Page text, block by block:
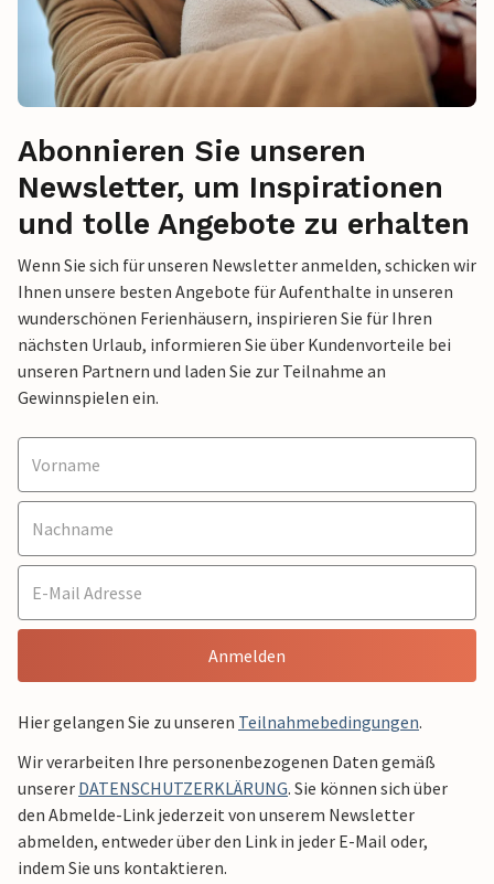
Abonnieren Sie unseren
Newsletter, um Inspirationen
und tolle Angebote zu erhalten
Wenn Sie sich für unseren Newsletter anmelden, schicken wir
Ihnen unsere besten Angebote für Aufenthalte in unseren
wunderschönen Ferienhäusern, inspirieren Sie für Ihren
nächsten Urlaub, informieren Sie über Kundenvorteile bei
unseren Partnern und laden Sie zur Teilnahme an
Gewinnspielen ein.
Anmelden
Hier gelangen Sie zu unseren Teilnahmebedingungen.
Wir verarbeiten Ihre personenbezogenen Daten gemäß
unserer DATENSCHUTZERKLÄRUNG. Sie können sich über
den Abmelde-Link jederzeit von unserem Newsletter
abmelden, entweder über den Link in jeder E-Mail oder,
indem Sie uns kontaktieren.